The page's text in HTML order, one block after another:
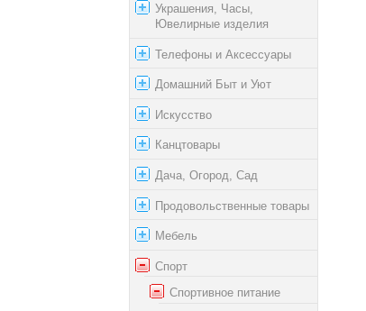
Украшения, Часы,
Ювелирные изделия
Телефоны и Аксессуары
Домашний Быт и Уют
Искусство
Канцтовары
Дача, Огород, Сад
Продовольственные товары
Мебель
Спорт
Спортивное питание